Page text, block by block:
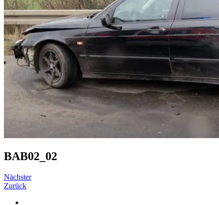
BAB02_02
Nächster
Zurück